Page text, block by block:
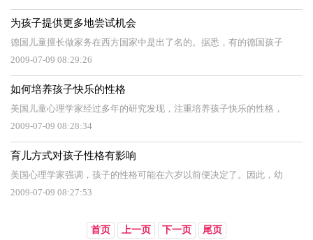
为孩子提供更多地尝试机会
德国儿童擅长做家务在西方国家中是出了名的。据悉，有的德国孩子
2009-07-09 08:29:26
如何培养孩子快乐的性格
美国儿童心理学家经过多年的研究发现，注重培养孩子快乐的性格，
2009-07-09 08:28:34
育儿方式对孩子性格有影响
美国心理学家强调，孩子的性格可能在六岁以前便决定了。因此，幼
2009-07-09 08:27:53
首页 上一页 下一页 尾页